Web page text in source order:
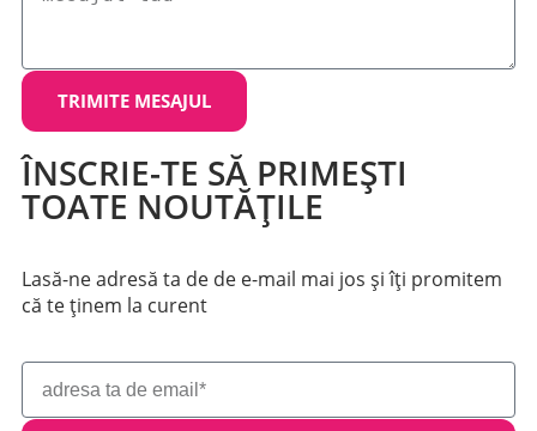
TRIMITE MESAJUL
ÎNSCRIE-TE SĂ PRIMEȘTI
TOATE NOUTĂȚILE
Lasă-ne adresă ta de de e-mail mai jos și îți promitem
că te ținem la curent